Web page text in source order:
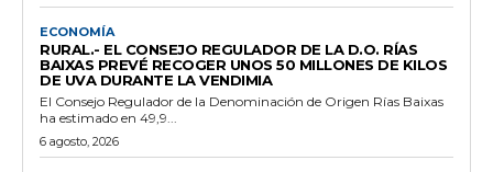
ECONOMÍA
RURAL.- EL CONSEJO REGULADOR DE LA D.O. RÍAS
BAIXAS PREVÉ RECOGER UNOS 50 MILLONES DE KILOS
DE UVA DURANTE LA VENDIMIA
El Consejo Regulador de la Denominación de Origen Rías Baixas
ha estimado en 49,9...
6 agosto, 2026